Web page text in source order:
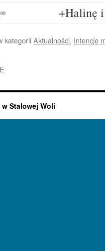
00 +Halinę
kategoriiAktualności, Intencje
Stalowej Woli